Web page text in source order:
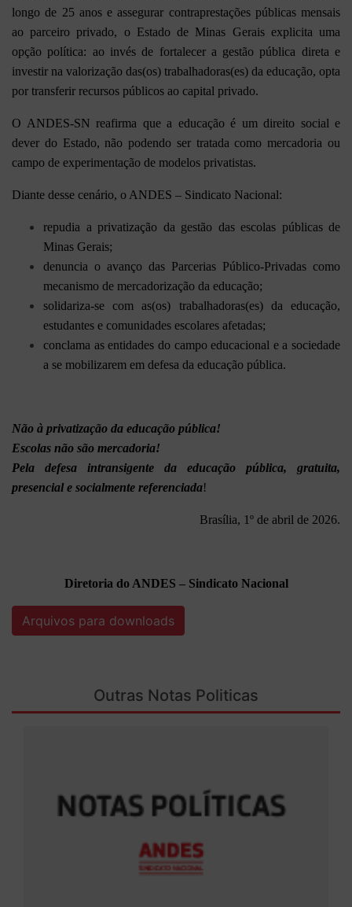
longo de 25 anos e assegurar contraprestações públicas mensais
ao parceiro privado, o Estado de Minas Gerais explicita uma
opção política: ao invés de fortalecer a gestão pública direta e
investir na valorização das(os) trabalhadoras(es) da educação, opta
por transferir recursos públicos ao capital privado.
O ANDES-SN reafirma que a educação é um direito social e
dever do Estado, não podendo ser tratada como mercadoria ou
campo de experimentação de modelos privatistas.
Diante desse cenário, o ANDES – Sindicato Nacional:
repudia a privatização da gestão das escolas públicas de
Minas Gerais;
denuncia o avanço das Parcerias Público-Privadas como
mecanismo de mercadorização da educação;
solidariza-se com as(os) trabalhadoras(es) da educação,
estudantes e comunidades escolares afetadas;
conclama as entidades do campo educacional e a sociedade
a se mobilizarem em defesa da educação pública.
Não à privatização da educação pública!
Escolas não são mercadoria!
Pela defesa intransigente da educação pública, gratuita,
presencial e socialmente referenciada!
Brasília, 1º de abril de 2026.
Diretoria do ANDES – Sindicato Nacional
Arquivos para downloads
Outras Notas Politicas